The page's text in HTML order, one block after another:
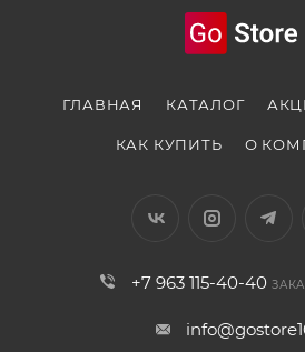
ГЛАВНАЯ КАТАЛОГ
КАК КУПИТЬ О
+7 963 115-40-40